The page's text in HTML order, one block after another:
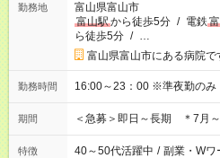
勤務地
富山県富山市
富山駅から徒歩5分 / 電鉄
ら徒歩5分 / …
富山県富山市にある病院で
勤務時間 16:00～23：00 ※準夜勤のみ
期間 ＜急募＞即日～長期 ＊7月
特徴 40～50代活躍中 / 副業・Wワ